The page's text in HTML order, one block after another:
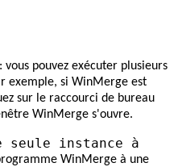
vous pouvez exécuter plusieurs
exemple, si WinMerge est
sur le raccourci de bureau
WinMerge s'ouvre.
seule instance à
WinMerge à une